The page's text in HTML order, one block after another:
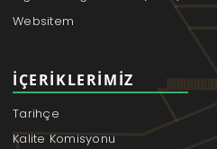
Websitem
İÇERIKLERIMIZ
Tarihçe
Kalite Komisyonu